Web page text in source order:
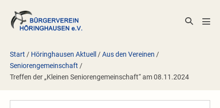
Inhalt
springen
Suche-
Start / Höringhausen Aktuell /Aus den Vereinen /
Seniorengemeinschaft /
Treffen der „Kleinen Seniorengemeinschaft“ am 08.11.2024